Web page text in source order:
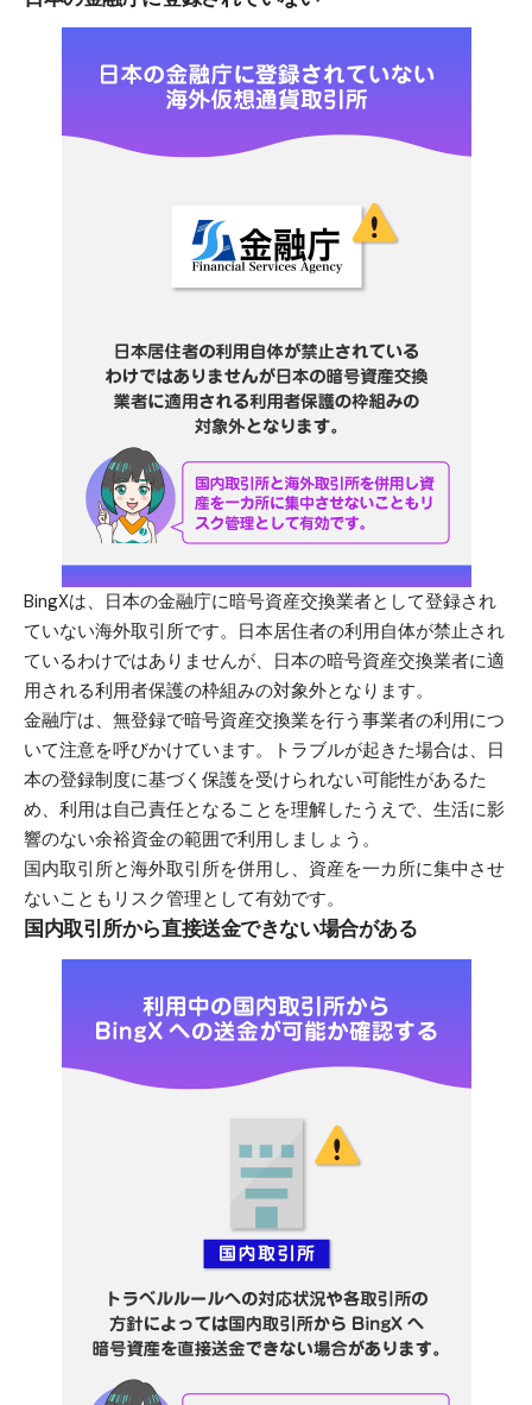
BingXは、日本の金融庁に暗号資産交換業者として登録され
ていない海外取引所です。日本居住者の利用自体が禁止され
ているわけではありませんが、日本の暗号資産交換業者に適
用される利用者保護の枠組みの対象外となります。
金融庁は、無登録で暗号資産交換業を行う事業者の利用につ
いて注意を呼びかけています。トラブルが起きた場合は、日
本の登録制度に基づく保護を受けられない可能性があるた
め、利用は自己責任となることを理解したうえで、生活に影
響のない余裕資金の範囲で利用しましょう。
国内取引所と海外取引所を併用し、資産を一カ所に集中させ
ないこともリスク管理として有効です。
国内取引所から直接送金できない場合がある